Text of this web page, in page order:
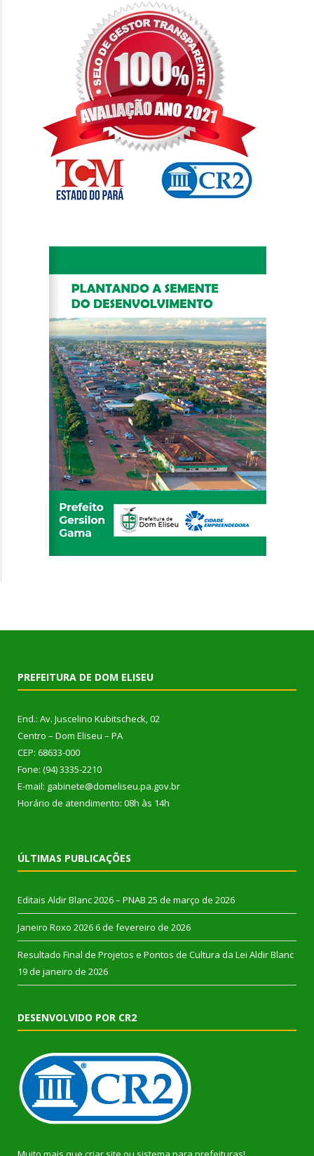
PREFEITURA DE DOM ELISEU
End.: Av. Juscelino Kubitscheck, 02
Centro – Dom Eliseu – PA
CEP: 68633-000
Fone: (94) 3335-2210
E-mail: gabinete@domeliseu.pa.gov.br
Horário de atendimento: 08h às 14h
ÚLTIMAS PUBLICAÇÕES
Editais Aldir Blanc 2026 – PNAB 25 de março de 2026
Janeiro Roxo 2026 6 de fevereiro de 2026
Resultado Final de Projetos e Pontos de Cultura da Lei Aldir Blanc
19 de janeiro de 2026
DESENVOLVIDO POR CR2